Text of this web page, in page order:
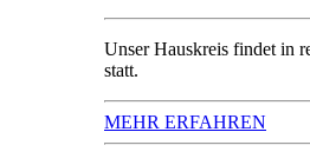
Unser Hauskreis findet in
statt.
MEHR ERFAHREN